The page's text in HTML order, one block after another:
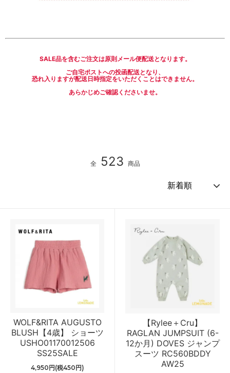
SALE品を含むご注文は原則メール便配送となります。
ご自宅ポストへの投函配送となり、
恐れ入りますが配送日時指定をいただくことはできません。
あらかじめご確認くださいませ。
全 523 商品
WOLF&RITA AUGUSTO
BLUSH【4歳】 ショーツ
USHO01170012506
SS25SALE
4,950円(税450円)
【Rylee＋Cru】
RAGLAN JUMPSUIT (6-
12か月) DOVES ジャンプ
スーツ RC560BDDY
AW25